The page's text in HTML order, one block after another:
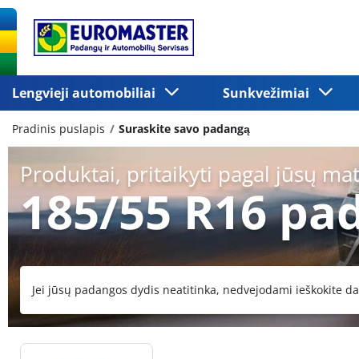
Lengvieji automobiliai Sunkvežimiai
Pradinis puslapis Suraskite savo padangą
Produktai, pritaikyti pagal jūsų
185/55 R16
Jei jūsų padangos dydis neatitinka, nedvejodami ieškokite